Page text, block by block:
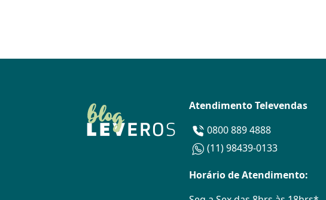
Atendimento Televendas
0800 889 4888
(11) 98439-0133
Horário de Atendimento: